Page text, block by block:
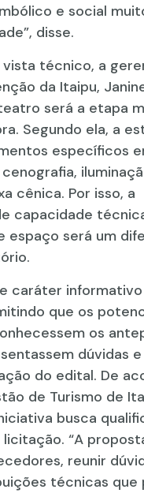
e social
disse.
técnico, a
da Itaipu,
será a etapa
Segundo ela, a
específicos
cênica. Por isso, a
capacidade
espaço será um
caráter
que os
os
dúvidas
do edital. De
de Turismo de
busca
“A
reunir
técnicas que